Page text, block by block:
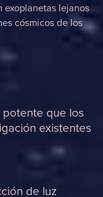
exoplanetas lejanos
cósmicos de los
que los
existentes
de luz